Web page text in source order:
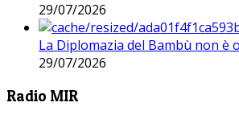
29/07/2026
La Diplomazia del Bambù non
29/07/2026
Radio MIR